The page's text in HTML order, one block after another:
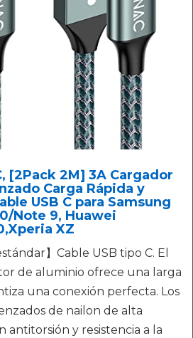
[2Pack 2M] 3A Cargador
Carga Rápida y
USB C para Samsung
Note 9, Huawei
XZ
】Cable USB tipo C. El
de aluminio ofrece una larga
una conexión perfecta. Los
de nailon de alta
antitorsión y resistencia a la